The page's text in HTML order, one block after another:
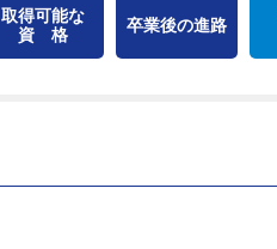
取得可能な
資 格
卒業後の進路